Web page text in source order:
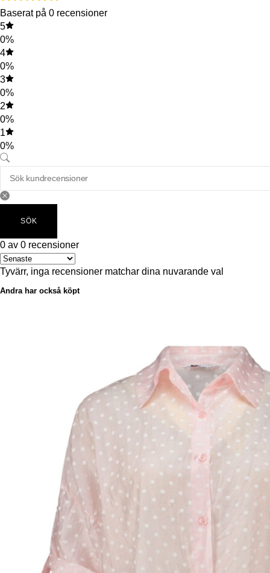
Baserat på 0 recensioner
5
0%
4
0%
3
0%
2
0%
1
0%
SÖK
0 av 0 recensioner
Tyvärr, inga recensioner matchar dina nuvarande val
Andra har också köpt